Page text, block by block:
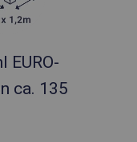
EURO-
ca. 135